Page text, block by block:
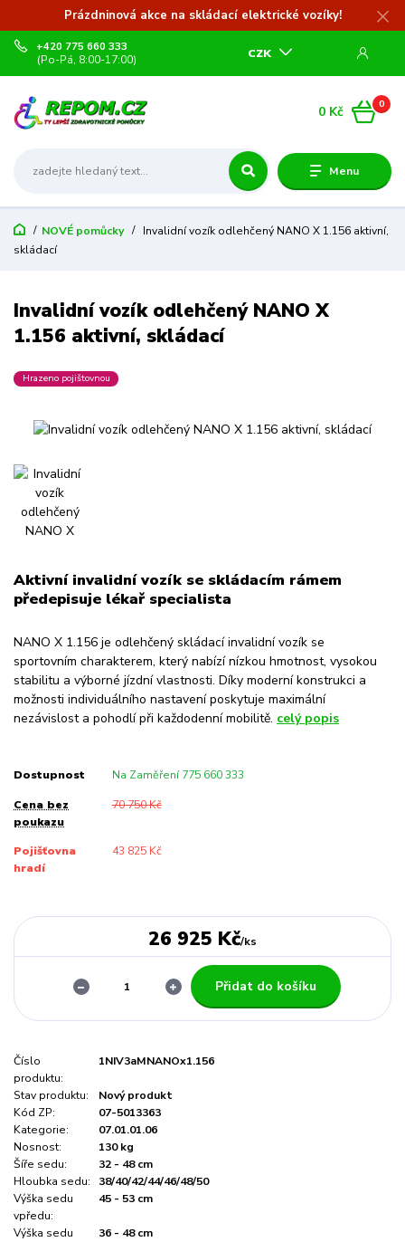
Prázdninová akce na skládací elektrické vozíky!
Menu
CZK
+420 775 660 333
(Po-Pá, 8:00-17:00)
0
0 Kč
NOVÉ pomůcky
Invalidní vozík odlehčený NANO X 1.156 aktivní,
skládací
Invalidní vozík odlehčený NANO X
1.156 aktivní, skládací
Hrazeno pojištovnou
Aktivní invalidní vozík se skládacím rámem
předepisuje lékař specialista
NANO X 1.156 je odlehčený skládací invalidní vozík se
sportovním charakterem, který nabízí nízkou hmotnost, vysokou
stabilitu a výborné jízdní vlastnosti. Díky moderní konstrukci a
možnosti individuálního nastavení poskytuje maximální
nezávislost a pohodlí při každodenní mobilitě. celý popis
Dostupnost Na Zaměření 775 660 333
Cena bez
poukazu
70 750 Kč
Pojišťovna
hradí
43 825 Kč
26 925 Kč/ks
Přidat do košíku
Číslo
produktu:
1NIV3aMNANOx1.156
Stav produktu:
Nový produkt
Kód ZP:
07-5013363
Kategorie:
07.01.01.06
Nosnost:
130 kg
Šíře sedu:
32 - 48 cm
Hloubka sedu:
38/40/42/44/46/48/50
Výška sedu
vpředu:
45 - 53 cm
Výška sedu
36 - 48 cm